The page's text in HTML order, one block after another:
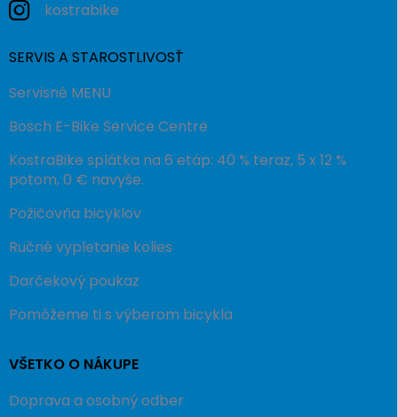
kostrabike
SERVIS A STAROSTLIVOSŤ
Servisné MENU
Bosch E-Bike Service Centre
KostraBike splátka na 6 etáp: 40 % teraz, 5 x 12 %
potom, 0 € navyše.
Požičovňa bicyklov
Ručné vypletanie kolies
Darčekový poukaz
Pomôžeme ti s výberom bicykla
VŠETKO O NÁKUPE
Doprava a osobný odber